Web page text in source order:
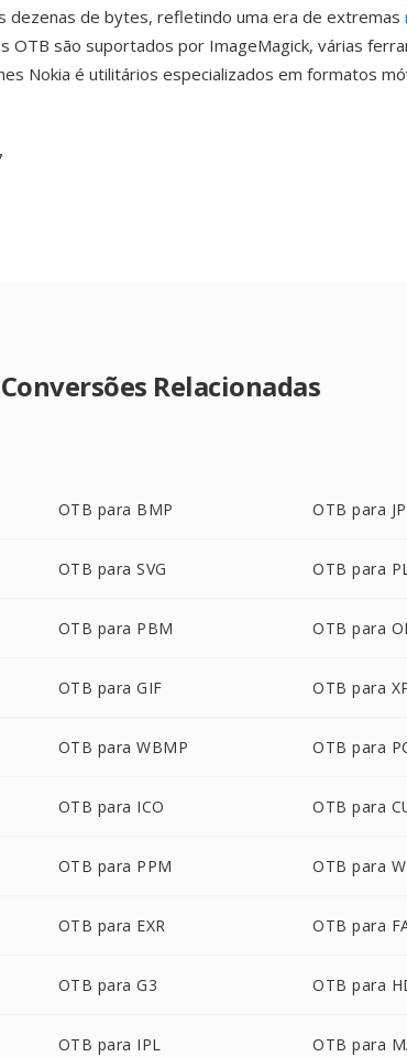
dezenas de bytes, refletindo uma era de extremas
OTB são suportados por ImageMagick, várias
Nokia é utilitários especializados em formatos
Conversões Relacionadas
OTB para BMP OTB para
OTB para SVG OTB para
OTB para PBM OTB para
OTB para GIF OTB para
OTB para WBMP OTB para
OTB para ICO OTB para
OTB para PPM OTB para
OTB para EXR OTB para
OTB para G3 OTB para
OTB para IPL OTB para